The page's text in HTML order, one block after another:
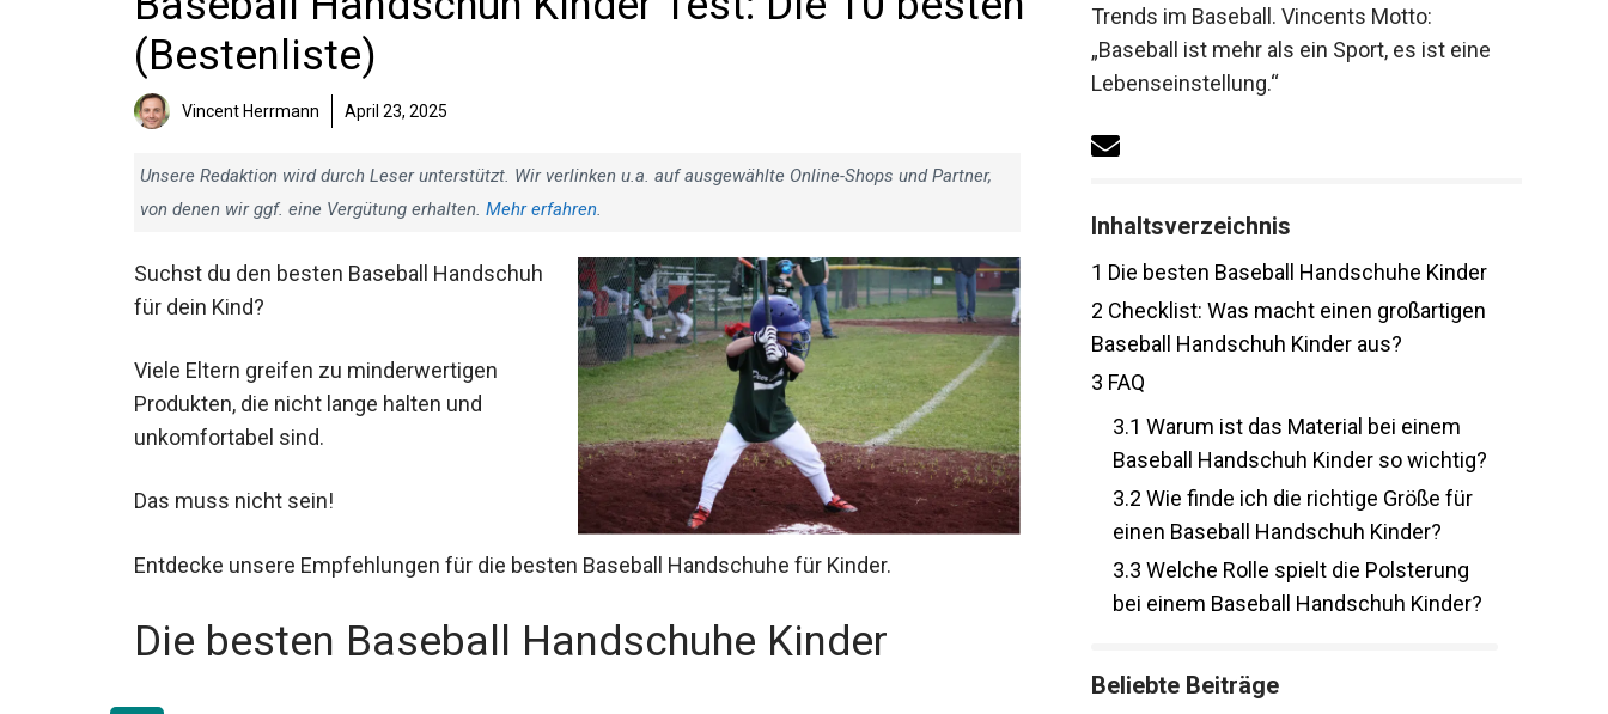
(Bestenliste)
Vincent Herrmann April 23, 2025
Unsere Redaktion wird durch Leser unterstützt. Wir verlinken u.a. auf ausgewählte Online-Shops und Partner,
von denen wir ggf. eine Vergütung erhalten. Mehr erfahren.
Suchst du den besten Baseball Handschuh
für dein Kind?
Viele Eltern greifen zu minderwertigen
Produkten, die nicht lange halten und
unkomfortabel sind.
Das muss nicht sein!
Entdecke unsere Empfehlungen für die besten Baseball Handschuhe für Kinder.
Die besten Baseball Handschuhe Kinder
diskutiert aktuelle Trends im Baseball.
Vincents Motto: „Baseball ist mehr als ein
Sport, es ist eine Lebenseinstellung.“
Inhaltsverzeichnis
Die besten Baseball Handschuhe Kinder
Checklist: Was macht einen großartigen
Baseball Handschuh Kinder aus?
FAQ
3.1Warum ist das Material bei einem
Baseball Handschuh Kinder so wichtig?
3.2Wie finde ich die richtige Größe für
einen Baseball Handschuh Kinder?
3.3Welche Rolle spielt die Polsterung
bei einem Baseball Handschuh Kinder?
Beliebte Beiträge